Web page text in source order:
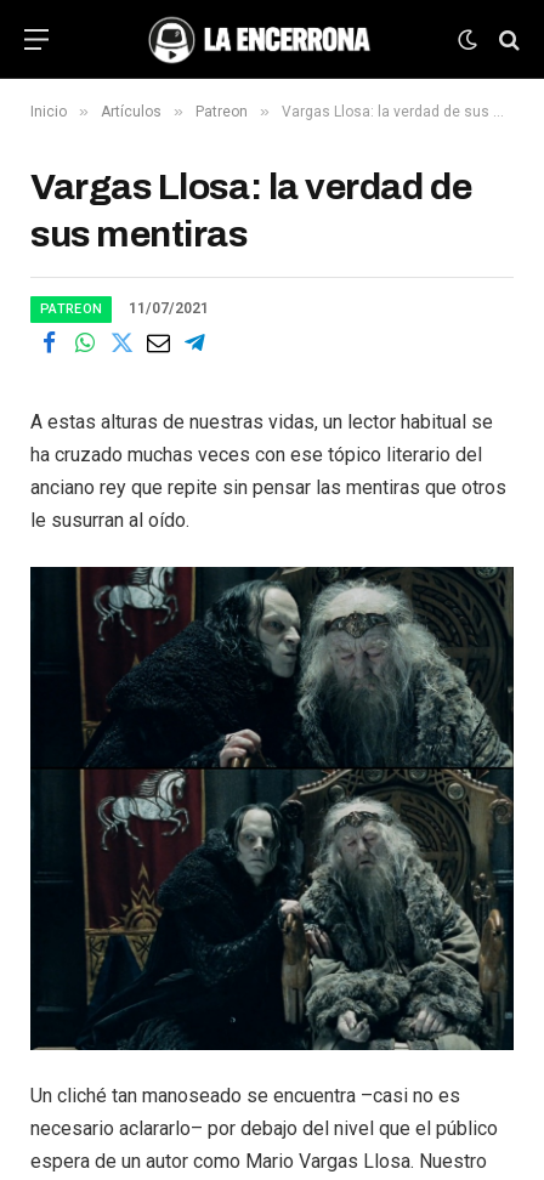
Inicio » Artículos » Patreon » Vargas Llosa: la verdad de sus mentiras
Vargas Llosa: la verdad de
sus mentiras
PATREON 11/07/2021
A estas alturas de nuestras vidas, un lector habitual se
ha cruzado muchas veces con ese tópico literario del
anciano rey que repite sin pensar las mentiras que otros
le susurran al oído.
Un cliché tan manoseado se encuentra –casi no es
necesario aclararlo– por debajo del nivel que el público
espera de un autor como Mario Vargas Llosa. Nuestro